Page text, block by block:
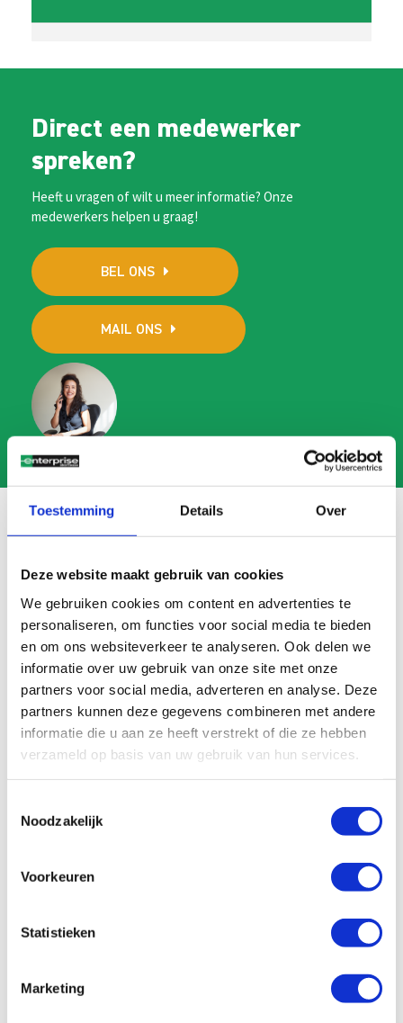
Toestemming Details Over
Deze website maakt gebruik van cookies
We gebruiken cookies om content en advertenties te
personaliseren, om functies voor social media te bieden
en om ons websiteverkeer te analyseren. Ook delen we
informatie over uw gebruik van onze site met onze
partners voor social media, adverteren en analyse. Deze
partners kunnen deze gegevens combineren met andere
informatie die u aan ze heeft verstrekt of die ze hebben
verzameld op basis van uw gebruik van hun services.
Noodzakelijk
Voorkeuren
Statistieken
Marketing
Direct een medewerker
spreken?
Heeft u vragen of wilt u meer informatie? Onze
medewerkers helpen u graag!
BEL ONS
MAIL ONS
Veelgestelde vragen
Search
FAQ
All Algemeen Schade/onderhoud
Ons wagenpark Financieel Vragen vooraf
Facturatie